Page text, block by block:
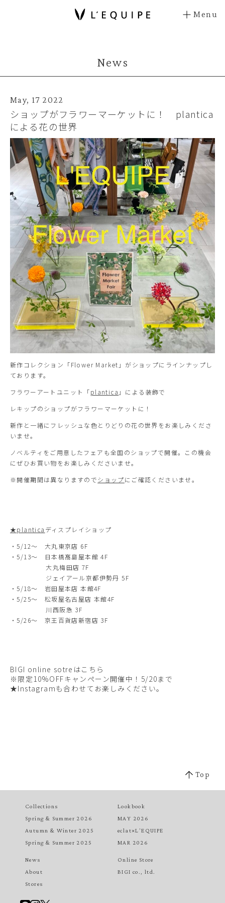
Menu
News
May, 17 2022
ショップがフラワーマーケットに！ plantica
による花の世界
新作コレクション「Flower Market」がショップにラインナップし
ております。
フラワーアートユニット「plantica 」による装飾で
レキップのショップがフラワーマーケットに！
新作と一緒にフレッシュな色とりどりの花の世界をお楽しみくださ
いませ。
ノベルティをご用意したフェアも全国のショップで開催。この機会
にぜひお買い物をお楽しみくださいませ。
※開催期間は異なりますのでショップにご確認くださいませ。
★plantica ディスプレイショップ
・5/12～ 大丸東京店 6F
・5/13～ 日本橋髙島屋本館 4F
大丸梅田店 7F
ジェイアール京都伊勢丹 5F
・5/18～ 岩田屋本店 本館4F
・5/25～ 松坂屋名古屋店 本館4F
川西阪急 3F
・5/26～ 京王百貨店新宿店 3F
BIGI online sotreはこちら
※限定10%OFFキャンペーン開催中！5/20まで
★Instagramも合わせてお楽しみください。
Top
Collections
Spring & Summer 2026
Autumn & Winter 2025
Spring & Summer 2025
Lookbook
MAY 2026
eclat×L'EQUIPE
MAR 2026
News
About
Stores
Online Store
BIGI co., ltd.